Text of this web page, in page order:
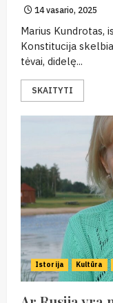
14 vasario, 2025
Marius Kundrotas,
Konstitucija
tėvai, didelę...
SKAITYTI
Istorija Kultūra